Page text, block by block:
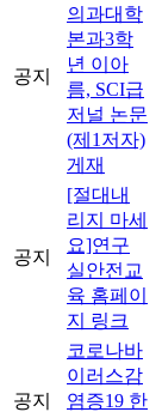
공지
의과대학
본과3학
년 이아
름, SCI급
저널 논문
(제1저자)
게재
공지
[절대내
리지 마세
요]연구
실안전교
육 홈페이
지 링크
공지
코로나바
이러스감
염증19 한